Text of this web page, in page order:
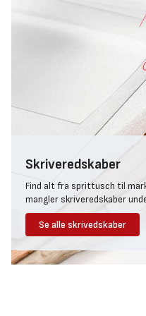
møbler og skarpe hjørner,
sårbart brugskunst ind, før
Bobleplasten kan også med
Bølgepap og
Bølgepap og flyttetæpper er
værdifulde og sårbare
transport, men også
under flyttearbejdet.
Flyttetapper beskytter især
under flyttearbejde. Tipper
møbler ned, kan de sætte
fliser eller dørtrin kan
har 2 - 3 flyttetæpper klar,
Bølgepap kan både bruges
møbler, mens du flytter
beskytte dørkarme, hvis du
Skriveredskaber
Find alt fra sprittusch til
mangler skriveredskaber
Se alle skrivedskaber